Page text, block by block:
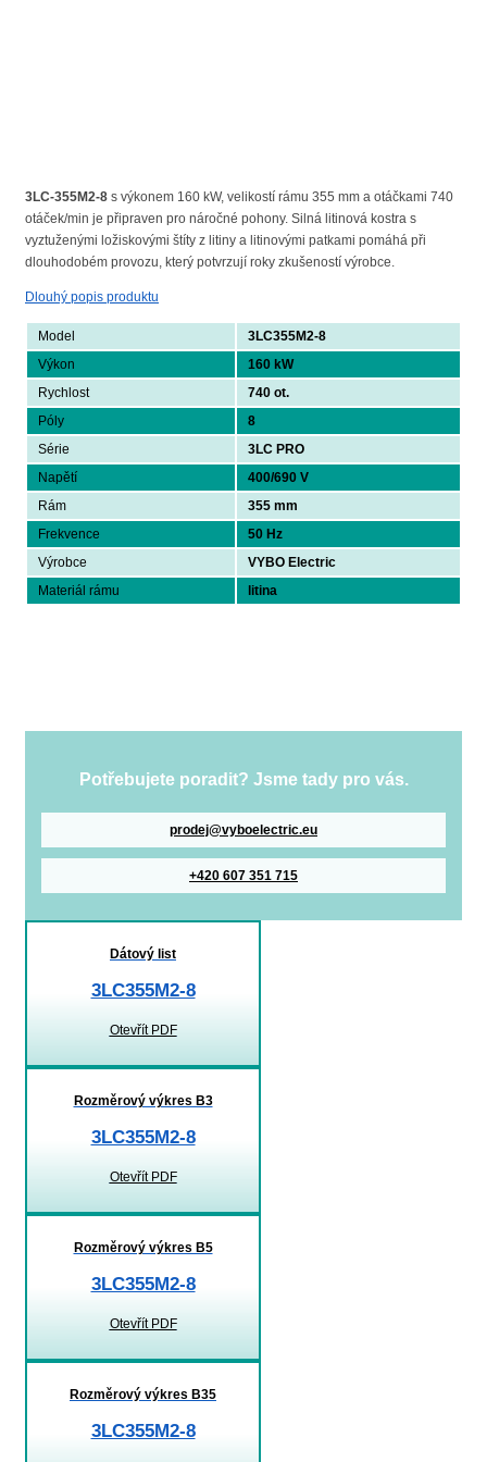
3LC-355M2-8 s výkonem 160 kW, velikostí rámu 355 mm a otáčkami 740
otáček/min je připraven pro náročné pohony. Silná litinová kostra s
vyztuženými ložiskovými štíty z litiny a litinovými patkami pomáhá při
dlouhodobém provozu, který potvrzují roky zkušeností výrobce.
Dlouhý popis produktu
Model
3LC355M2-8
Výkon
160 kW
Rychlost
740 ot.
Póly
8
Série
3LC PRO
Napětí
400/690 V
Rám
355 mm
Frekvence
50 Hz
Výrobce
VYBO Electric
Materiál rámu
litina
Potřebujete poradit? Jsme tady pro vás.
prodej@vyboelectric.eu
+420 607 351 715
Dátový list
3LC355M2-8
Otevřít PDF
Rozměrový výkres B3
3LC355M2-8
Otevřít PDF
Rozměrový výkres B5
3LC355M2-8
Otevřít PDF
Rozměrový výkres B35
3LC355M2-8